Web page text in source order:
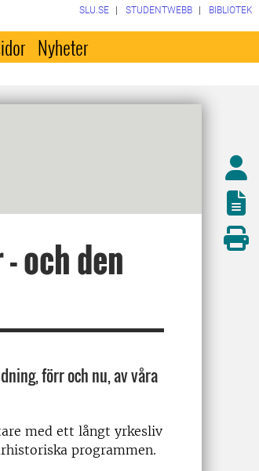
SLU.SE STUDENTWEBB BIBLIOTEK
Nyheter
och den
förr och nu, av våra
med ett långt yrkesliv
programmen.